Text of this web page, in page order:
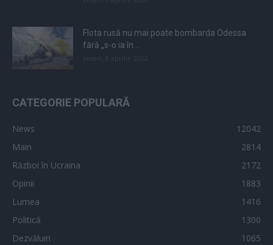
Flota rusă nu mai poate bombarda Odessa
fără „s-o ia în...
CATEGORIE POPULARĂ
News
12042
Main
2814
Război în Ucraina
2172
Opinii
1883
Lumea
1416
Politică
1300
Dezvăluiri
1065